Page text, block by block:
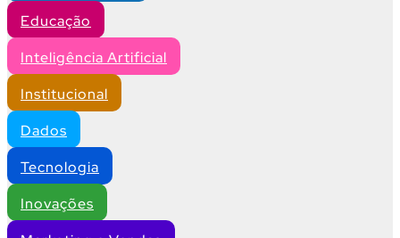
Educação
Inteligência Artificial
Institucional
Dados
Tecnologia
Inovações